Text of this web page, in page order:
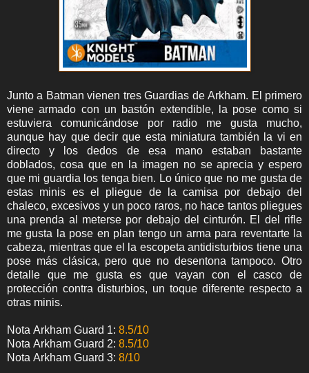
Junto a Batman vienen tres Guardias de Arkham. El primero
viene armado con un bastón extendible, la pose como si
estuviera comunicándose por radio me gusta mucho,
aunque hay que decir que esta miniatura también la vi en
directo y los dedos de esa mano estaban bastante
doblados, cosa que en la imagen no se aprecia y espero
que mi guardia los tenga bien. Lo único que no me gusta de
estas minis es el pliegue de la camisa por debajo del
chaleco, excesivos y un poco raros, no hace tantos pliegues
una prenda al meterse por debajo del cinturón. El del rifle
me gusta la pose en plan tengo un arma para reventarte la
cabeza, mientras que el la escopeta antidisturbios tiene una
pose más clásica, pero que no desentona tampoco. Otro
detalle que me gusta es que vayan con el casco de
protección contra disturbios, un toque diferente respecto a
otras minis.
Nota Arkham Guard 1: 8.5/10
Nota Arkham Guard 2: 8.5/10
Nota Arkham Guard 3: 8/10